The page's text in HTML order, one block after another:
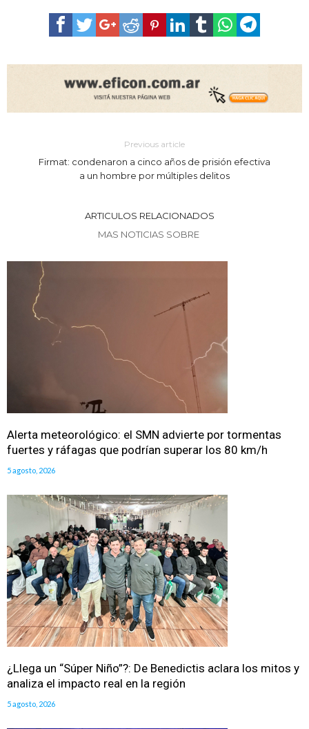
Previous article
Firmat: condenaron a cinco años de prisión efectiva
a un hombre por múltiples delitos
ARTICULOS RELACIONADOS
MAS NOTICIAS SOBRE
Alerta meteorológico: el SMN advierte por tormentas
fuertes y ráfagas que podrían superar los 80 km/h
5 agosto, 2026
¿Llega un “Súper Niño”?: De Benedictis aclara los mitos y
analiza el impacto real en la región
5 agosto, 2026